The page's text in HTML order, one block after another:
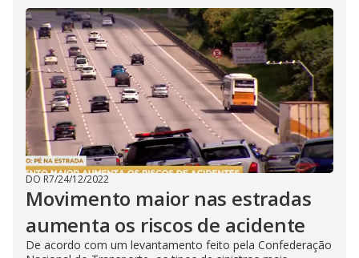
DO R7/24/12/2022
Movimento maior nas estradas
aumenta os riscos de acidente
De acordo com um levantamento feito pela Confederação